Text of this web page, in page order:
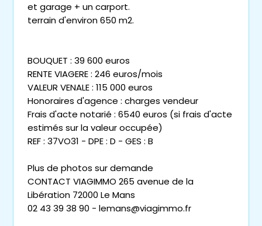
et garage + un carport.
terrain d'environ 650 m2.
BOUQUET : 39 600 euros
RENTE VIAGERE : 246 euros/mois
VALEUR VENALE : 115 000 euros
Honoraires d'agence : charges vendeur
Frais d'acte notarié : 6540 euros (si frais d'acte
estimés sur la valeur occupée)
REF : 37VO31 - DPE : D - GES : B
Plus de photos sur demande
CONTACT VIAGIMMO 265 avenue de la
Libération 72000 Le Mans
02 43 39 38 90 - lemans@viagimmo.fr